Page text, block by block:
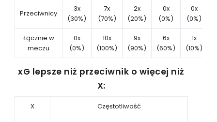
Przeciwnicy
3x
(30%)
7x
(70%)
2x
(20%)
0x
(0%)
0x
(0%)
Łącznie w
meczu
0x
(0%)
10x
(100%)
9x
(90%)
6x
(60%)
1x
(10%)
xG lepsze niż przeciwnik o więcej niż
X:
X Częstotliwość